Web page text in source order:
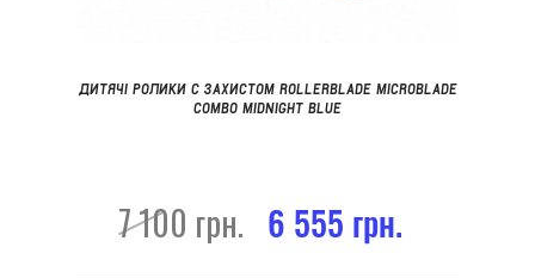
ДИТЯЧІ РОЛИКИ С ЗАХИСТОМ ROLLERBLADE MICROBLADE
COMBO MIDNIGHT BLUE
7 100 грн. 6 555 грн.